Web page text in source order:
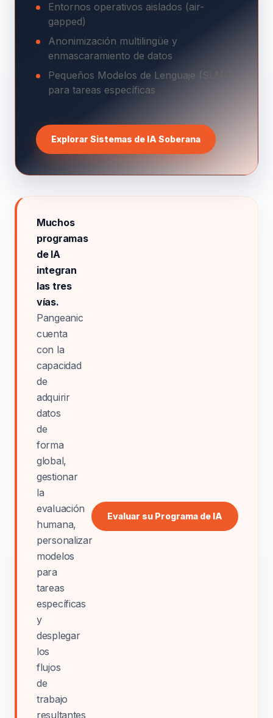
Entornos operativos aislados (air-
gapped)
Anonimización multilingüe y
enmascaramiento de datos
Pequeños Modelos de Lenguaje (SLMs)
para tareas específicas
Explorar Sistemas de IA Soberana
Muchos
programas
de IA
integran
las tres
vías.
Pangeanic
cuenta
con la
capacidad
de
adquirir
datos
de
forma
global,
gestionar
la
evaluación
humana,
personalizar
modelos
para
tareas
específicas
y
desplegar
los
flujos
de
trabajo
resultantes
Evaluar su Programa de IA